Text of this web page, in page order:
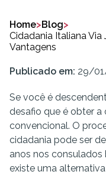
Home>Blog>
Cidadania Italiana
Vantagens
Publicado em: 29/
Se você é
desafio que é obter a
convencional. O
cidadania pode ser
anos nos consulados
existe uma